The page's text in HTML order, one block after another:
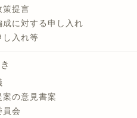
策提言
成に対する申し入れ
し入れ等
案の意見書案
員会